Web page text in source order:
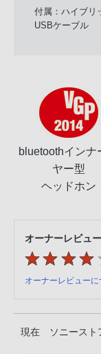
付属：ハイブリ
USBケーブル
bluetoothインナ
ヤー型
ヘッドホン
オーナーレビュー
オーナーレビュー
現在 ソニースト